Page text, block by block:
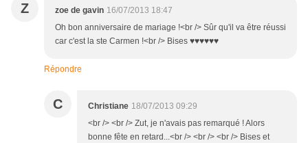
Z zoe de gavin 16/07/2013 18:47
Oh bon anniversaire de mariage !<br /> Sûr qu'il va être réussi
car c'est la ste Carmen !<br /> Bises ♥♥♥♥♥♥
Répondre
C Christiane 18/07/2013 09:29
<br /> <br /> Zut, je n'avais pas remarqué ! Alors
bonne fête en retard...<br /> <br /> <br /> Bises et